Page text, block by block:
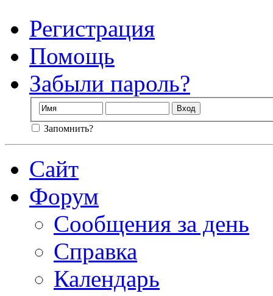
Регистрация
Помощь
Забыли пароль?
Запомнить?
Сайт
Форум
Сообщения за день
Справка
Календарь